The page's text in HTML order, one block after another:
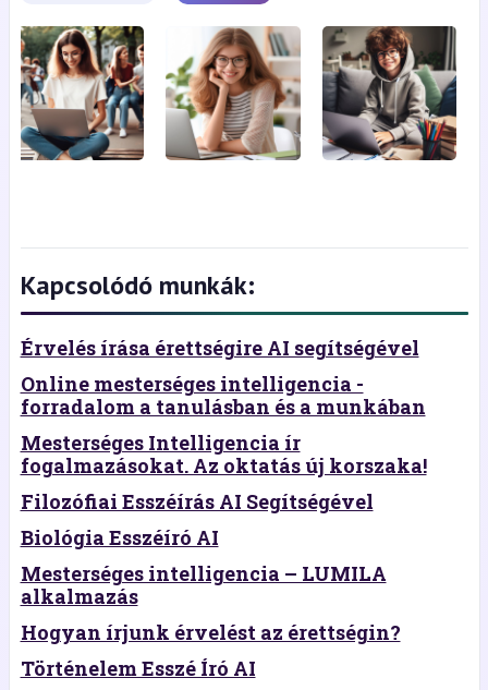
Kapcsolódó munkák:
Érvelés írása érettségire AI segítségével
Online mesterséges intelligencia -
forradalom a tanulásban és a munkában
Mesterséges Intelligencia ír
fogalmazásokat. Az oktatás új korszaka!
Filozófiai Esszéírás AI Segítségével
Biológia Esszéíró AI
Mesterséges intelligencia – LUMILA
alkalmazás
Hogyan írjunk érvelést az érettségin?
Történelem Esszé Író AI